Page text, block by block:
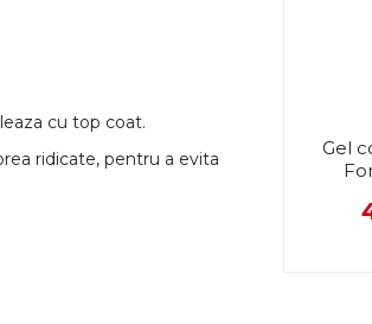
cu top coat.
ridicate, pentru a evita
Gel